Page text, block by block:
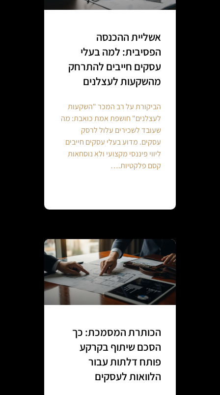
אשליית ההכנסה
הפסיבית: למה בעלי
עסקים חייבים להתרחק
מהשקעות לעצלנים
הביקורת על רב המכר "השקעות
לעצלנים" חושפת אמת כואבת: מה
שעובד לשכירים עלול לרסק
עסקים. מדוע בעלי עסקים חייבים
ליווי פיננסי מקצועי ולא נוסחאות
קסם פלקטיות.…
הכותרת המסמכת: כך
הסכם שיתוף בקרקע
פותח דלתות עבור
הלוואות לעסקים